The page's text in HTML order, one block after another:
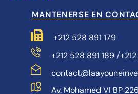
MANTENERSE EN
+212 528 891 179
+212 528 891 189/
Av. Mohamed VI BP